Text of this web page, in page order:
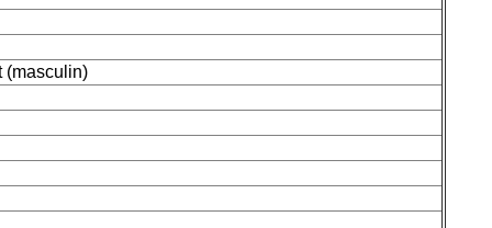
(masculin)